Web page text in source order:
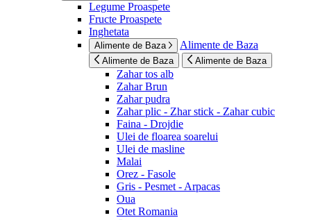
Legume Proaspete
Fructe Proaspete
Inghetata
Alimente de Baza Alimente de Baza
Alimente de Baza Alimente de Baza
Zahar tos alb
Zahar Brun
Zahar pudra
Zahar plic - Zhar stick - Zahar cubic
Faina - Drojdie
Ulei de floarea soarelui
Ulei de masline
Malai
Orez - Fasole
Gris - Pesmet - Arpacas
Oua
Otet Romania